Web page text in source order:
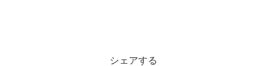
シェアする